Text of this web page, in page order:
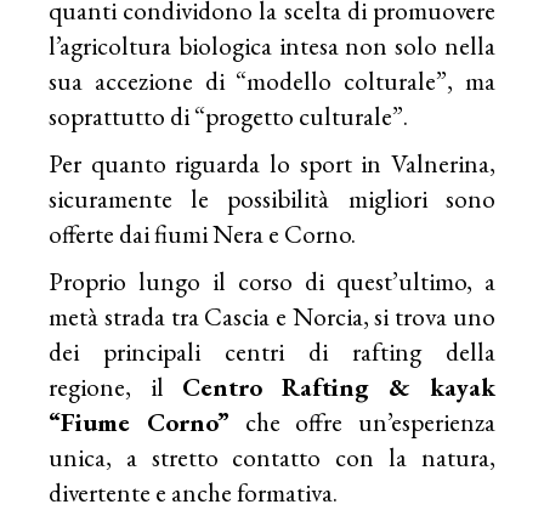
quanti condividono la scelta di promuovere
l’agricoltura biologica intesa non solo nella
sua accezione di “modello colturale”, ma
soprattutto di “progetto culturale”.
Per quanto riguarda lo sport in Valnerina,
sicuramente le possibilità migliori sono
offerte dai fiumi Nera e Corno.
Proprio lungo il corso di quest’ultimo, a
metà strada tra Cascia e Norcia, si trova uno
dei principali centri di rafting della
regione, il Centro Rafting & kayak
“Fiume Corno” che offre un’esperienza
unica, a stretto contatto con la natura,
divertente e anche formativa.